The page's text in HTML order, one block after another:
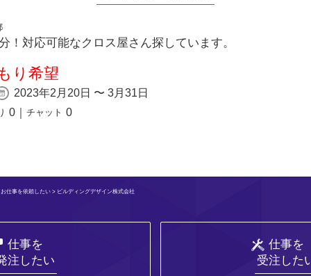
！対応可能なクロス屋さん探しています。
り希望
2023年2月20日 〜 3月31日
0 チャット 0
お仕事を依頼したい> ビルディングデザイン株式会社
仕事を
注したい
仕事を
受注した